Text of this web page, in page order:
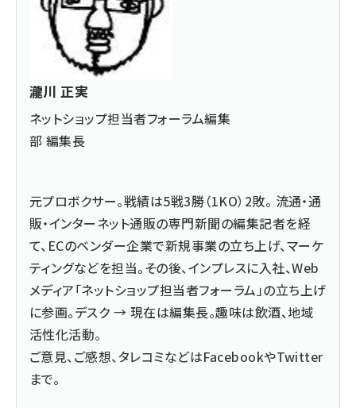
瀧川 正実
ネットショップ担当者フォーラム編集
部 編集長
元プロボクサー。戦績は5戦3勝（1KO）2敗。 流通・通
販・インターネット通販の専門新聞の編集記者を経
て、ECのベンダー企業で新規事業の立ち上げ、マーケ
ティングなどを担当。その後、インプレスに入社、Web
メディア「ネットショップ担当者フォーラム」の立ち上げ
に参画。デスク → 現在は編集長。趣味は飲酒、地域
活性化活動。
ご意見、ご感想、タレコミなどはFacebookやTwitter
まで。